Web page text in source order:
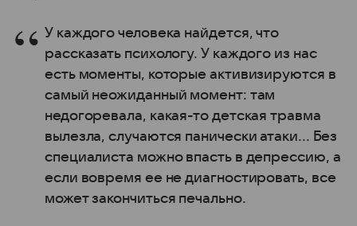
У каждого человека найдется, что
рассказать психологу. У каждого из нас
есть моменты, которые активизируются в
самый неожиданный момент: там
недогоревала, какая-то детская травма
вылезла, случаются панически атаки... Без
специалиста можно впасть в депрессию, а
если вовремя ее не диагностировать, все
может закончиться печально.